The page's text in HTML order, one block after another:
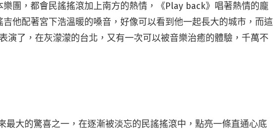
團，都會民謠搖滾加上南方的熱情，《Play back》唱著熱情的龐
他配著宮下浩溫暖的嗓音，好像可以看到他一起長大的城市，而這
演了，在灰濛濛的台北，又有一次可以被音樂治癒的體驗，千萬不
最大的驚喜之一，在逐漸被淡忘的民謠搖滾中，點亮一條直通心底